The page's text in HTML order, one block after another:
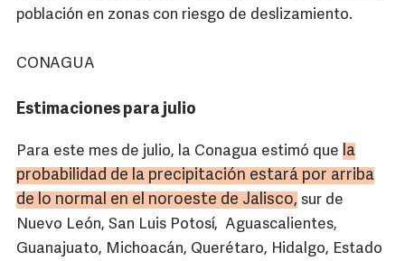
población en zonas con riesgo de deslizamiento.
CONAGUA
Estimaciones para julio
Para este mes de julio, la Conagua estimó que la
probabilidad de la precipitación estará por arriba
de lo normal en el noroeste de Jalisco, sur de
Nuevo León, San Luis Potosí, Aguascalientes,
Guanajuato, Michoacán, Querétaro, Hidalgo, Estado